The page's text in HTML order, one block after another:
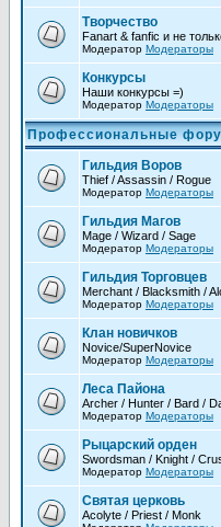
Творчество
Fanart & fanfic и не
Модератор Модераторы
Конкурсы
Наши конкурсы =)
Модератор Модераторы
Профессиональные
Гильдия Воров
Thief / Assassin / Rogue
Модератор Модераторы
Гильдия Магов
Mage / Wizard / Sage
Модератор Модераторы
Гильдия Торговцев
Merchant / Blacksmith /
Модератор Модераторы
Клан новичков
Novice/SuperNovice
Модератор Модераторы
Леса Пайона
Archer / Hunter / Bard /
Модератор Модераторы
Рыцарский орден
Swordsman / Knight /
Модератор Модераторы
Святая церковь
Acolyte / Priest / Monk